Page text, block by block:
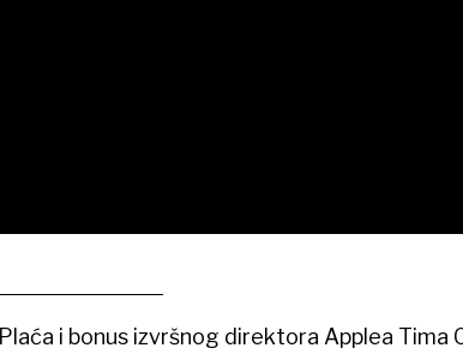
Plaća i bonus izvršnog direktora Applea Tima